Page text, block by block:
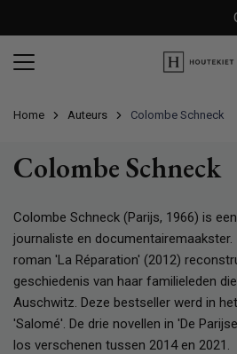
content
Home Auteurs Colombe Schneck
Colombe Schneck
Colombe Schneck (Parijs, 1966) is
journaliste en documentairemaakster.
roman 'La Réparation' (2012)
geschiedenis van haar familieleden
Auschwitz. Deze bestseller werd in
'Salomé'. De drie novellen in 'De
los verschenen tussen 2014 en 2021.